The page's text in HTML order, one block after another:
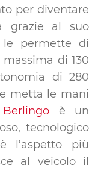
per diventare
grazie al suo
le permette di
di 130
di 280
metta le mani
è un
tecnologico
l’aspetto più
al veicolo il